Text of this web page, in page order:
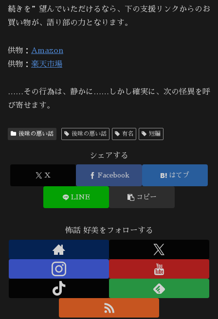
続きを”望んでいただけるなら、下の支援リンクからのお
買い物が、語り部の力となります。
供物： Amazon
供物： 楽天市場
……その行為は、静かに……しかし確実に、次の怪異を呼
び寄せます。
後味の悪い話 後味の悪い話 有名 短編
シェアする
X Facebook はてブ
LINE コピー
怖話 好美をフォローする